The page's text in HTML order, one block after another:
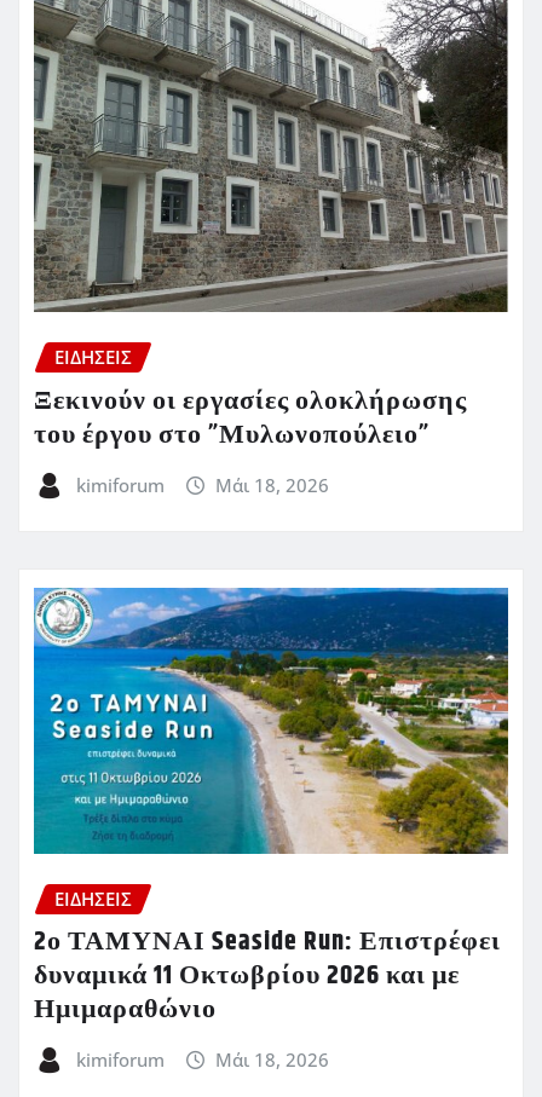
ΕΙΔΗΣΕΙΣ
Ξεκινούν οι εργασίες ολοκλήρωσης
του έργου στο ”Μυλωνοπούλειο”
kimiforum Μάι 18, 2026
ΕΙΔΗΣΕΙΣ
2ο ΤΑΜΥΝΑΙ Seaside Run: Επιστρέφει
δυναμικά 11 Οκτωβρίου 2026 και με
Ημιμαραθώνιο
kimiforum Μάι 18, 2026